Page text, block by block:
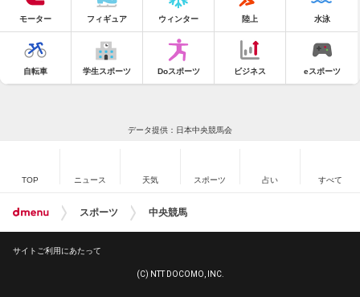
モーター フィギュア ウィンター 陸上 水泳
自転車 学生スポーツ Doスポーツ ビジネス eスポーツ
データ提供：日本中央競馬会
TOP ニュース 天気 スポーツ 占い すべて
スポーツ 中央競馬
サイトご利用にあたって
(C) NTT DOCOMO, INC.